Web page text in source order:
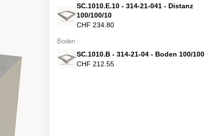
SC.1010.E.10 - 314-21-041 - Distanz
100/100/10
CHF 234.80
Boden
SC.1010.B - 314-21-04 - Boden 100/100
CHF 212.55